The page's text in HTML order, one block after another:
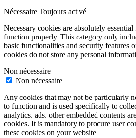
Nécessaire Toujours activé
Necessary cookies are absolutely
function properly. This category only
basic functionalities and security features
cookies do not store any personal
Non nécessaire
Non nécessaire
Any cookies that may not be particularly
to function and is used specifically to
analytics, ads, other embedded contents
cookies. It is mandatory to procure user
these cookies on your website.